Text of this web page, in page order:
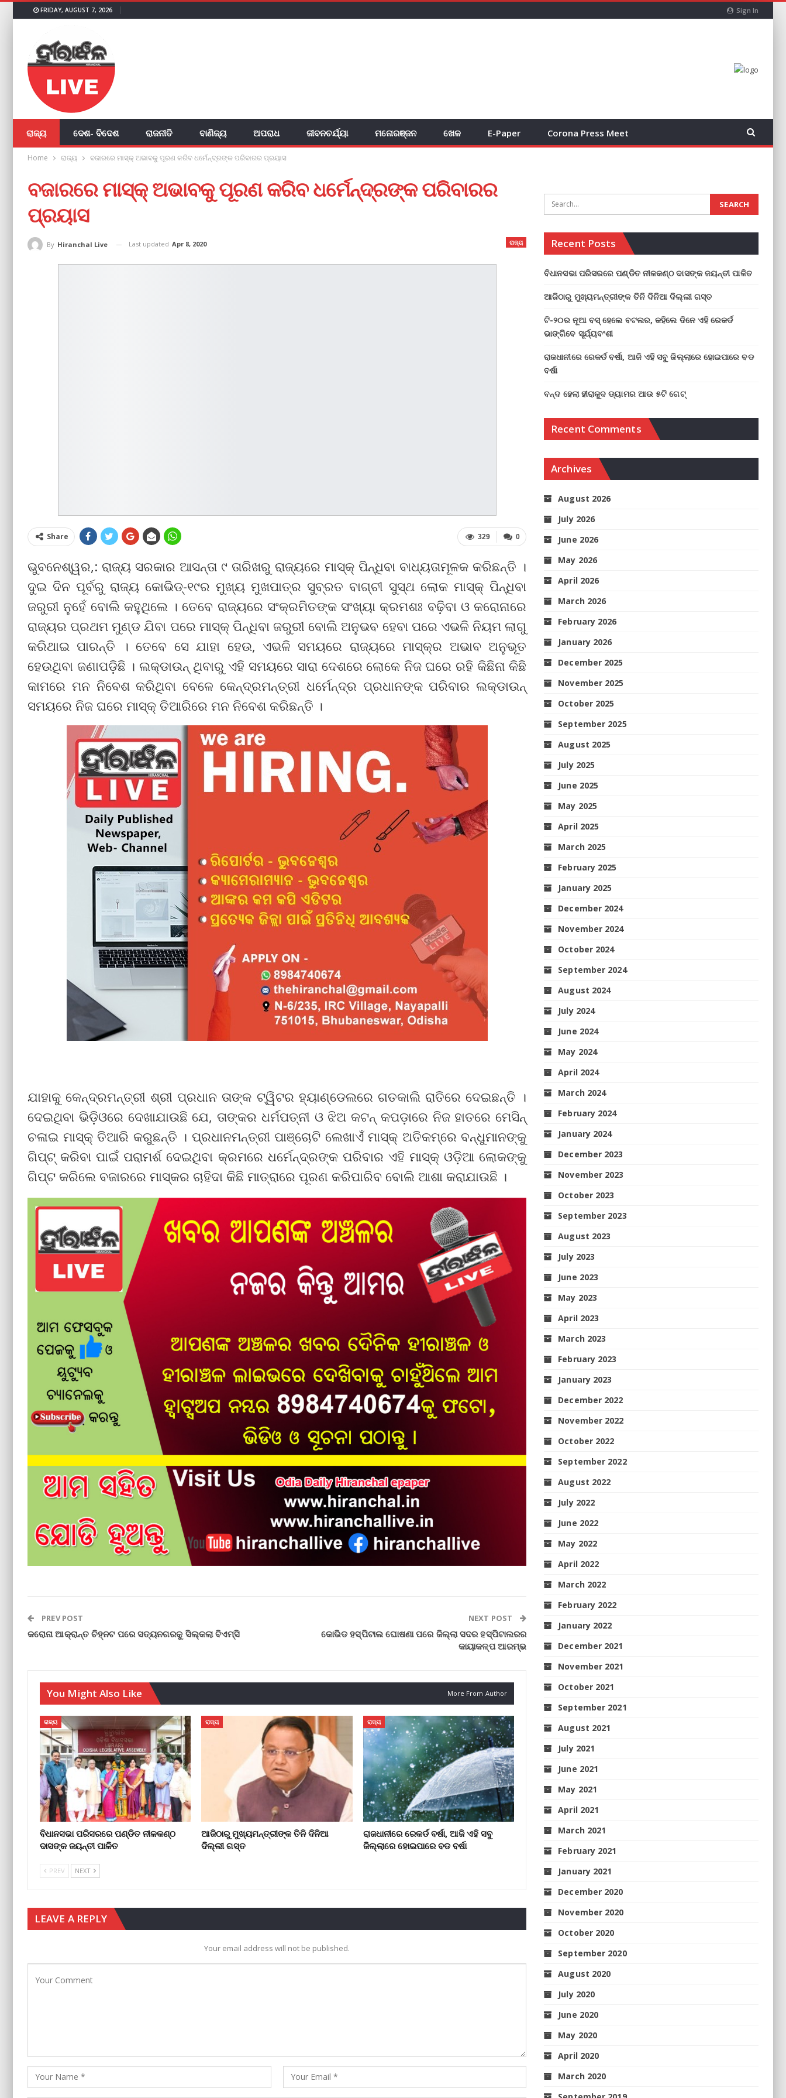
Sign In
FRIDAY, AUGUST 7, 2026
ରାଜ୍ୟ ଦେଶ- ବିଦେଶ ରାଜନୀତି ବାଣିଜ୍ୟ ଅପରାଧ ଜୀବନଚର୍ଯ୍ୟା ମନୋରଞ୍ଜନ ଖେଳ E-Paper Corona Press Meet
Home ରାଜ୍ୟ ବଜାରରେ ମାସ୍କ୍ ଅଭାବକୁ ପୂରଣ କରିବ ଧର୍ମେନ୍ଦ୍ରଙ୍କ ପରିବାରର ପ୍ରୟାସ
ବଜାରରେ ମାସ୍କ୍ ଅଭାବକୁ ପୂରଣ କରିବ ଧର୍ମେନ୍ଦ୍ରଙ୍କ ପରିବାରର
ପ୍ରୟାସ
ରାଜ୍ୟ
By Hiranchal Live Last updated Apr 8, 2020
0
329
Share
ଭୁବନେଶ୍ୱର,: ରାଜ୍ୟ ସରକାର ଆସନ୍ତା ୯ ତାରିଖରୁ ରାଜ୍ୟରେ ମାସ୍କ୍ ପିନ୍ଧିବା ବାଧ୍ୟତାମୂଳକ କରିଛନ୍ତି ।
ଦୁଇ ଦିନ ପୂର୍ବରୁ ରାଜ୍ୟ କୋଭିଡ୍‌-୧୯ର ମୁଖ୍ୟ ମୁଖପାତ୍ର ସୁବ୍ରତ ବାଗ୍‌ଚୀ ସୁସ୍ଥ ଲୋକ ମାସ୍କ୍ ପିନ୍ଧିବା
ଜରୁରୀ ନୁହେଁ ବୋଲି କହୁଥିଲେ । ତେବେ ରାଜ୍ୟରେ ସଂକ୍ରମିତଙ୍କ ସଂଖ୍ୟା କ୍ରମଶଃ ବଢ଼ିବା ଓ କରୋନାରେ
ରାଜ୍ୟର ପ୍ରଥମ ମୁଣ୍ଡ ଯିବା ପରେ ମାସ୍କ୍ ପିନ୍ଧିବା ଜରୁରୀ ବୋଲି ଅନୁଭବ ହେବା ପରେ ଏଭଳି ନିୟମ ଲାଗୁ
କରିଥାଇ ପାରନ୍ତି । ତେବେ ସେ ଯାହା ହେଉ, ଏଭଳି ସମୟରେ ରାଜ୍ୟରେ ମାସ୍କ୍‌ର ଅଭାବ ଅନୁଭୂତ
ହେଉଥିବା ଜଣାପଡ଼ିଛି । ଲକ୍‌ଡାଉନ୍ ଥିବାରୁ ଏହି ସମୟରେ ସାରା ଦେଶରେ ଲୋକେ ନିଜ ଘରେ ରହି କିଛିନା କିଛି
କାମରେ ମନ ନିବେଶ କରିଥିବା ବେଳେ କେନ୍ଦ୍ରମନ୍ତ୍ରୀ ଧର୍ମେନ୍ଦ୍ର ପ୍ରଧାନଙ୍କ ପରିବାର ଲକ୍‌ଡାଉନ୍
ସମୟରେ ନିଜ ଘରେ ମାସ୍କ୍ ତିଆରିରେ ମନ ନିବେଶ କରିଛନ୍ତି ।
ଯାହାକୁ କେନ୍ଦ୍ରମନ୍ତ୍ରୀ ଶ୍ରୀ ପ୍ରଧାନ ତାଙ୍କ ଟ୍ୱିଟର ହ୍ୟାଣ୍ଡେଲରେ ଗତକାଲି ରାତିରେ ଦେଇଛନ୍ତି ।
ଦେଇଥିବା ଭିଡ଼ିଓରେ ଦେଖାଯାଉଛି ଯେ, ତାଙ୍କର ଧର୍ମପତ୍ନୀ ଓ ଝିଅ କଟନ୍ କପଡ଼ାରେ ନିଜ ହାତରେ ମେସିନ୍
ଚଳାଇ ମାସ୍କ୍ ତିଆରି କରୁଛନ୍ତି । ପ୍ରଧାନମନ୍ତ୍ରୀ ପାଞ୍ଚୋଟି ଲେଖାଏଁ ମାସ୍କ୍ ଅତିକମ୍‌ରେ ବନ୍ଧୁମାନଙ୍କୁ
ଗିପ୍ଟ୍ କରିବା ପାଇଁ ପରାମର୍ଶ ଦେଇଥିବା କ୍ରମରେ ଧର୍ମେନ୍ଦ୍ରଙ୍କ ପରିବାର ଏହି ମାସ୍କ୍ ଓଡ଼ିଆ ଲୋକଙ୍କୁ
ଗିପ୍ଟ କରିଲେ ବଜାରରେ ମାସ୍କର ଚାହିଦା କିଛି ମାତ୍ରାରେ ପୂରଣ କରିପାରିବ ବୋଲି ଆଶା କରାଯାଉଛି ।
PREV POST
କରୋନା ଆକ୍ରାନ୍ତ ଚିହ୍ନଟ ପରେ ସତ୍ୟନଗରକୁ ସିଲ୍‌କଲା ବିଏମ୍‌ସି
NEXT POST
କୋଭିଡ ହସ୍ପିଟାଲ ଘୋଷଣା ପରେ ଜିଲ୍ଲା ସଦର ହସ୍ପିଟାଲରର
କାୟାକଳ୍ପ ଆରମ୍ଭ
You Might Also Like More From Author
ରାଜ୍ୟ
ବିଧାନସଭା ପରିସରରେ ପଣ୍ଡିତ ନୀଳକଣ୍ଠ
ଦାସଙ୍କ ଜୟନ୍ତୀ ପାଳିତ
ରାଜ୍ୟ
ଆଜିଠାରୁ ମୁଖ୍ୟମନ୍ତ୍ରୀଙ୍କ ତିନି ଦିନିଆ
ଦିଲ୍ଲୀ ଗସ୍ତ
ରାଜ୍ୟ
ରାଜଧାନୀରେ ରେକର୍ଡ ବର୍ଷା, ଆଜି ଏହି ସବୁ
ଜିଲ୍ଲାରେ ହୋଇପାରେ ବଡ ବର୍ଷା
PREV NEXT
LEAVE A REPLY
Your email address will not be published.
Recent Posts
ବିଧାନସଭା ପରିସରରେ ପଣ୍ଡିତ ନୀଳକଣ୍ଠ ଦାସଙ୍କ ଜୟନ୍ତୀ ପାଳିତ
ଆଜିଠାରୁ ମୁଖ୍ୟମନ୍ତ୍ରୀଙ୍କ ତିନି ଦିନିଆ ଦିଲ୍ଲୀ ଗସ୍ତ
ଟି-୨୦ର ନୂଆ ବସ୍ ହେଲେ ବଟଲର, କହିଲେ ଦିନେ ଏହି ରେକର୍ଡ
ଭାଙ୍ଗିବେ ସୂର୍ଯ୍ୟବଂଶୀ
ରାଜଧାନୀରେ ରେକର୍ଡ ବର୍ଷା, ଆଜି ଏହି ସବୁ ଜିଲ୍ଲାରେ ହୋଇପାରେ ବଡ
ବର୍ଷା
ବନ୍ଦ ହେଲା ହୀରାକୁଦ ଡ୍ୟାମର ଆଉ ୫ଟି ଗେଟ୍
Recent Comments
Archives
August 2026
July 2026
June 2026
May 2026
April 2026
March 2026
February 2026
January 2026
December 2025
November 2025
October 2025
September 2025
August 2025
July 2025
June 2025
May 2025
April 2025
March 2025
February 2025
January 2025
December 2024
November 2024
October 2024
September 2024
August 2024
July 2024
June 2024
May 2024
April 2024
March 2024
February 2024
January 2024
December 2023
November 2023
October 2023
September 2023
August 2023
July 2023
June 2023
May 2023
April 2023
March 2023
February 2023
January 2023
December 2022
November 2022
October 2022
September 2022
August 2022
July 2022
June 2022
May 2022
April 2022
March 2022
February 2022
January 2022
December 2021
November 2021
October 2021
September 2021
August 2021
July 2021
June 2021
May 2021
April 2021
March 2021
February 2021
January 2021
December 2020
November 2020
October 2020
September 2020
August 2020
July 2020
June 2020
May 2020
April 2020
March 2020